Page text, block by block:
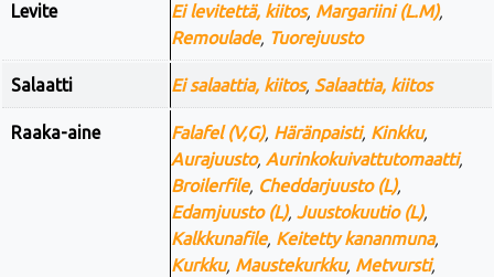
Levite Ei levitettä, kiitos, Margariini (L.M),
Remoulade, Tuorejuusto
Salaatti Ei salaattia, kiitos, Salaattia, kiitos
Raaka-aine Falafel (V,G), Häränpaisti, Kinkku,
Aurajuusto, Aurinkokuivattutomaatti,
Broilerfile, Cheddarjuusto (L),
Edamjuusto (L), Juustokuutio (L),
Kalkkunafile, Keitetty kananmuna,
Kurkku, Maustekurkku, Metvursti,